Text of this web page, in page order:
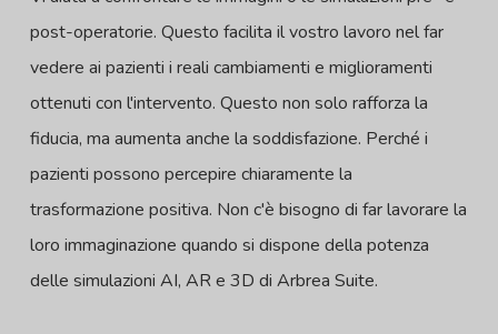
post-operatorie. Questo facilita il vostro lavoro nel far
vedere ai pazienti i reali cambiamenti e miglioramenti
ottenuti con l'intervento. Questo non solo rafforza la
fiducia, ma aumenta anche la soddisfazione. Perché i
pazienti possono percepire chiaramente la
trasformazione positiva. Non c'è bisogno di far lavorare la
loro immaginazione quando si dispone della potenza
delle simulazioni AI, AR e 3D di Arbrea Suite.